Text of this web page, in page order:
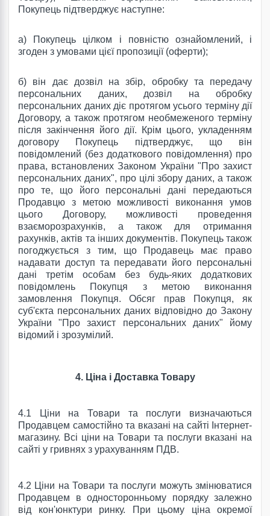
Покупець підтверджує наступне:
а) Покупець цілком і повністю ознайомлений, і
згоден з умовами цієї пропозиції (оферти);
б) він дає дозвіл на збір, обробку та передачу
персональних даних, дозвіл на обробку
персональних даних діє протягом усього терміну дії
Договору, а також протягом необмеженого терміну
після закінчення його дії.
Крім цього, укладенням
договору Покупець підтверджує, що він
повідомлений (без додаткового повідомлення) про
права, встановлених Законом України "Про захист
персональних даних", про цілі збору даних, а також
про те, що його персональні дані передаються
Продавцю з метою можливості виконання умов
цього Договору, можливості проведення
взаєморозрахунків, а також для отримання
рахунків, актів та інших документів. Покупець також
погоджується з тим, що Продавець має право
надавати доступ та передавати його персональні
дані третім особам без будь-яких додаткових
повідомлень Покупця з метою виконання
замовлення Покупця.
Обсяг прав Покупця, як
суб'єкта персональних даних відповідно до Закону
України "Про захист персональних даних" йому
відомий і зрозумілий.
4. Ціна і Доставка Товару
4.1 Ціни на Товари та послуги визначаються
Продавцем самостійно та вказані на сайті Інтернет-
магазину. Всі ціни на Товари та послуги вказані на
сайті у гривнях з урахуванням ПДВ.
4.2 Ціни на Товари та послуги можуть змінюватися
Продавцем в односторонньому порядку залежно
від кон'юнктури ринку. При цьому ціна окремої